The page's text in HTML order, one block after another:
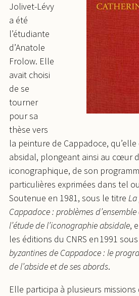
Jolivet-Lévy
a été
l’étudiante
d’Anatole
Frolow. Elle
avait choisi
de se
tourner
pour sa
thèse vers
la peinture de Cappadoce,
absidal, plongeant ainsi au cœur
iconographique, de son
particulières exprimées dans tel
Soutenue en 1981, sous le titre
Cappadoce : problèmes
l’étude de l’iconographie absidale,
les éditions du CNRS en 1991
byzantines de Cappadoce : le
de l’abside et de ses abords.
Elle participa à plusieurs